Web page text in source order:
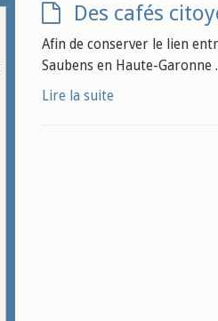
Des cafés
Afin de conserver le lien
Saubens en Haute-Garonne .
Lire la suite